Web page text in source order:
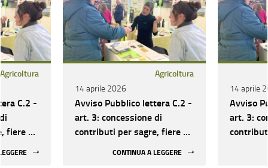
Agricoltura
C.2 -
fiere e
Agricoltura
14 aprile 2026
Avviso Pubblico lettera C.2 -
art. 3: concessione di
contributi per sagre, fiere e
CONTINUA A LEGGERE
14 aprile
Avviso
art. 3: